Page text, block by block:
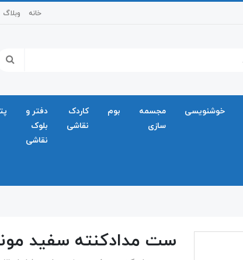
خانه وبلاگ
خوشنویسی
مجسمه
سازی
بوم
کاردک
نقاشی
دفتر و
بلوک
نقاشی
ست مدادکنته سفید